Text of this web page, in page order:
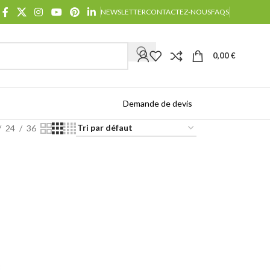
NEWSLETTERCONTACTEZ-NOUSFAQS
0,00€
Demande de devis
24 36